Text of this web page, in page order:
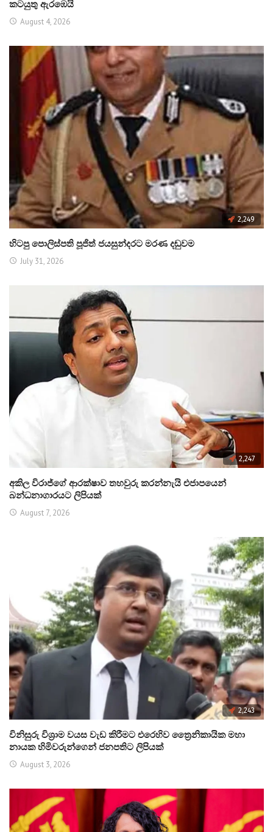
කටයුතු ඇරඹෙයි
August 4, 2026
2,249
හිටපු පොලිස්පති පූජිත් ජයසුන්දරට මරණ දඬුවම
July 31, 2026
2,247
අකිල විරාජ්ගේ ආරක්ෂාව තහවුරු කරන්නැයි එජාපයෙන්
බන්ධනාගාරයට ලිපියක්
August 7, 2026
2,243
විනිසුරු විශ්‍රාම වයස වැඩ කිරීමට එරෙහිව ත්‍රෛනිකායික මහා
නායක හිමිවරුන්ගෙන් ජනපතිට ලිපියක්
August 3, 2026